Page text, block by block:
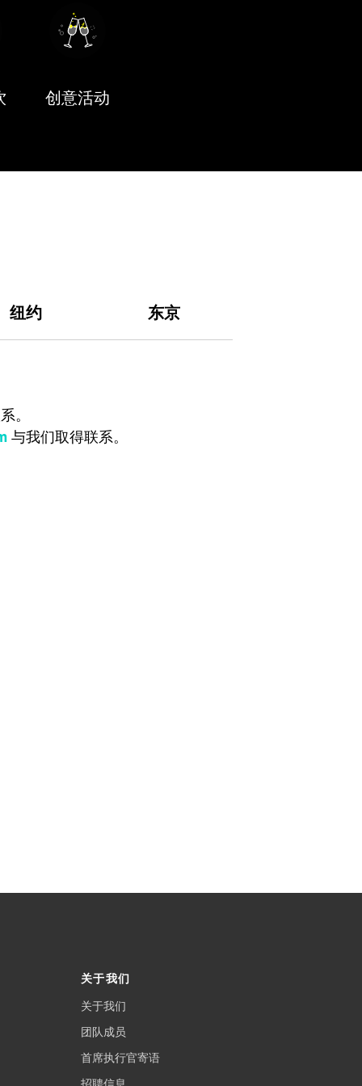
创意活动
纽约 东京
。
与我们取得联系。
关于我们
关于我们
团队成员
首席执行官寄语
招聘信息